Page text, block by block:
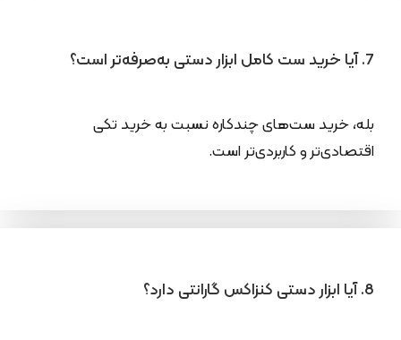
7. آیا خرید ست کامل ابزار دستی به‌صرفه‌تر است؟
بله، خرید ست‌های چندکاره نسبت به خرید تکی
اقتصادی‌تر و کاربردی‌تر است.
8. آیا ابزار دستی کنزاکس گارانتی دارد؟